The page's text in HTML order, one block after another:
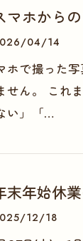
マホから
04/14
ホで撮った
せん。 これ
い」「…
末年始休
12/18